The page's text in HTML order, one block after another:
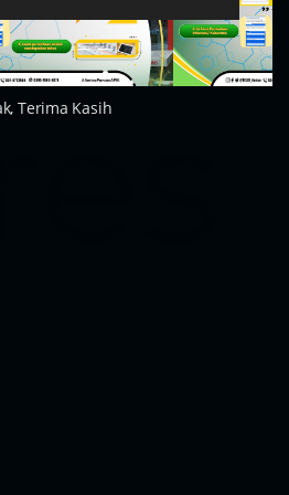
Terima Kasih